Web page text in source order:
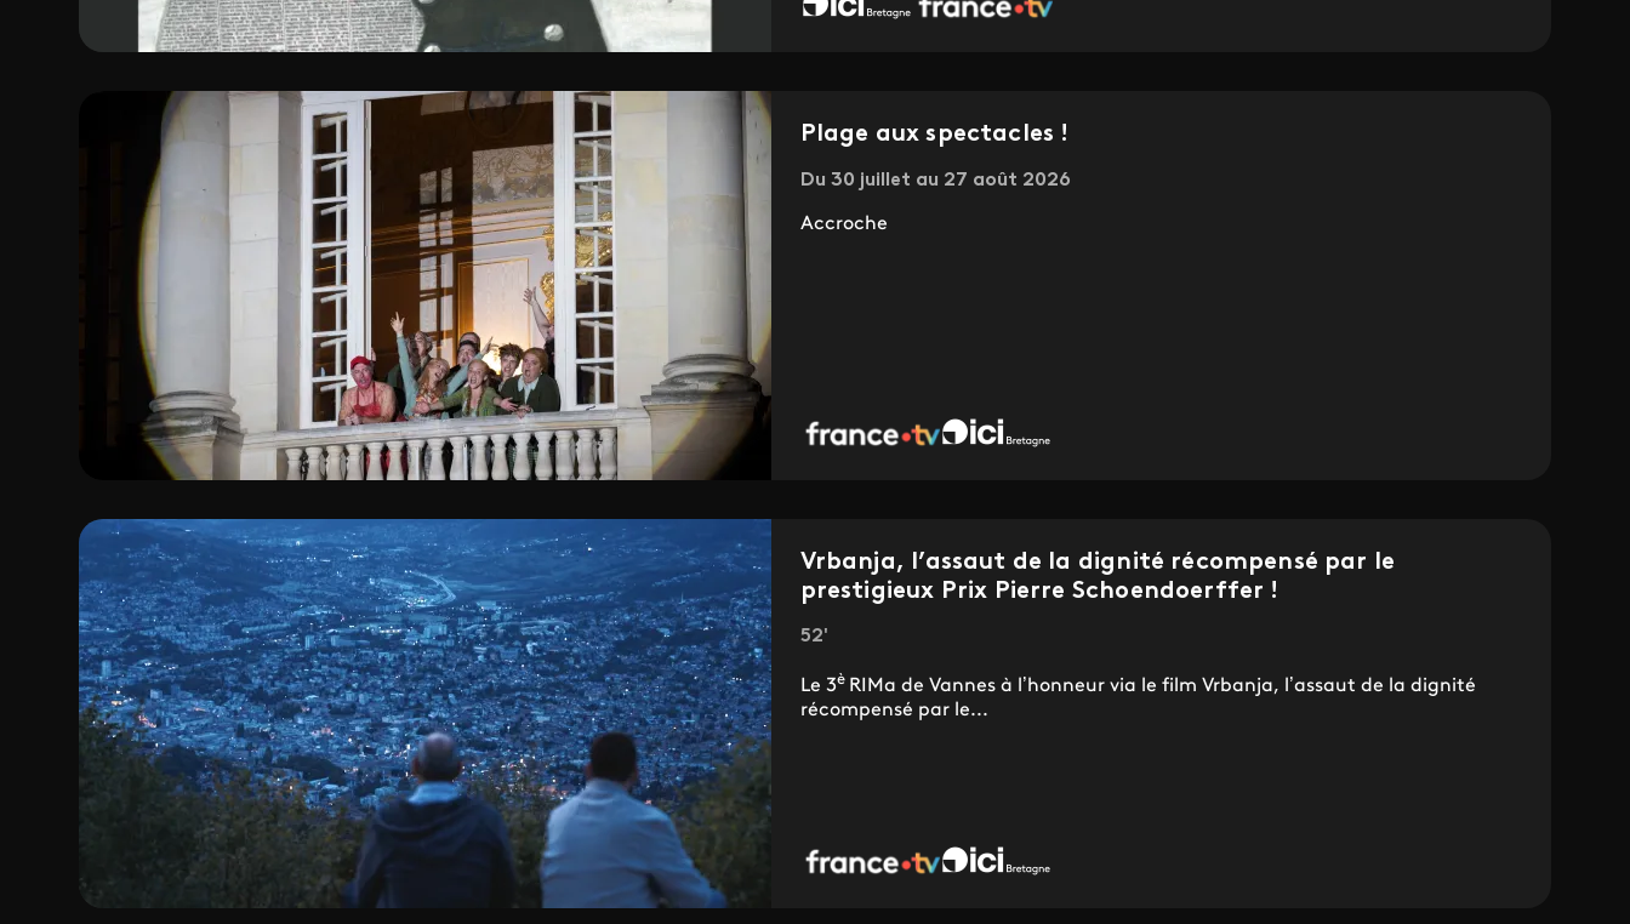
Plage aux spectacles !
Du 30 juillet au 27 août 2026
Accroche
Vrbanja, l’assaut de la dignité récompensé par le
prestigieux Prix Pierre Schoendoerffer !
52'
Le 3è RIMa de Vannes à l’honneur via le film Vrbanja, l’assaut de la dignité
récompensé par le...